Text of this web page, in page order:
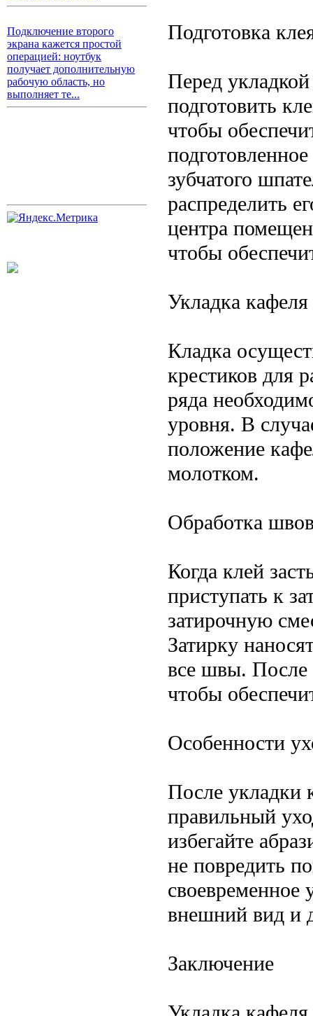
Подключение второго
экрана кажется простой
операцией: ноутбук
получает дополнительную
рабочую область, но
выполняет те...
Подготовка
Перед
подготовить
чтобы
зубчатого
распределить
центра
чтобы
Укладка
Кладка
крестиков для
ряда
уровня. В
положение
молотком.
Обработка
Когда клей
приступать к
затирочную
Затирку
все швы. После
чтобы
Особенности
После укладки
правильный
избегайте
не повредить
своевременное
внешний вид и
Заключение